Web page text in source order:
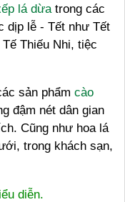
lá dừatrong các
dịp lễ - Tết như Tết
Thiếu Nhi, tiệc
sản phẩm cào
đậm nét dân gian
Cũng như hoa lá
trong khách sạn,
diễn.